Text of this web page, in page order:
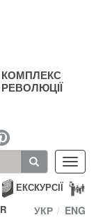
ЕКСКУРСІЇ
УКР ENG